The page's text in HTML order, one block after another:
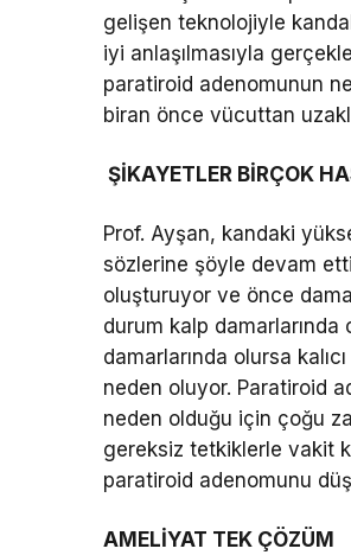
gelişen teknolojiyle
iyi anlaşılmasıyla
paratiroid adenomunun
biran önce vücuttan
ŞİKAYETLER BİRÇOK
Prof. Ayşan, kandaki
sözlerine şöyle devam
oluşturuyor ve önce
durum kalp
damarlarında olursa
neden oluyor. Paratiroid
neden olduğu için çoğu
gereksiz tetkiklerle vakit
paratiroid adenomunu
AMELİYAT TEK ÇÖZÜM